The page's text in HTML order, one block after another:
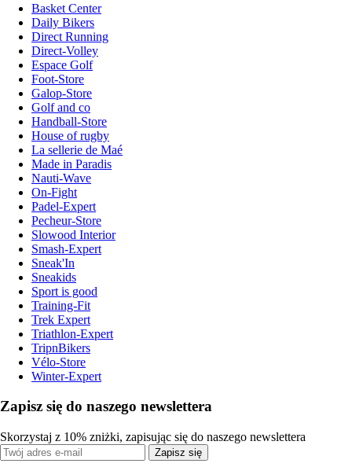
Basket Center
Daily Bikers
Direct Running
Direct-Volley
Espace Golf
Foot-Store
Galop-Store
Golf and co
Handball-Store
House of rugby
La sellerie de Maé
Made in Paradis
Nauti-Wave
On-Fight
Padel-Expert
Pecheur-Store
Slowood Interior
Smash-Expert
Sneak'In
Sneakids
Sport is good
Training-Fit
Trek Expert
Triathlon-Expert
TripnBikers
Vélo-Store
Winter-Expert
Zapisz się do naszego newslettera
Skorzystaj z 10% zniżki, zapisując się do naszego newslettera
Zapisz się